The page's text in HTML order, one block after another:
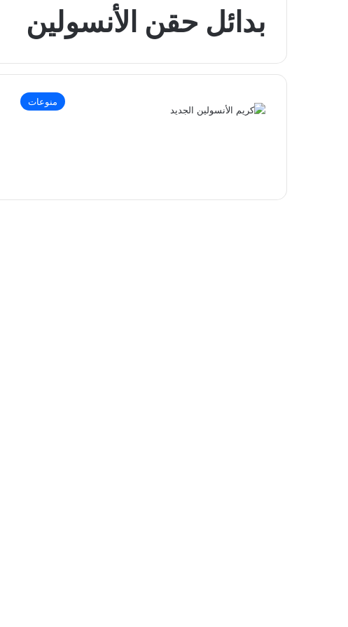
بدائل حقن الأنسولين
منوعات